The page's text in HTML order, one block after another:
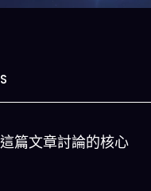
篇文章討論的核心